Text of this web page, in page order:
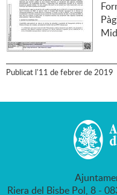
Publicat l'11 defebrerde2019
Riera del Bisbe Pol, 8 -